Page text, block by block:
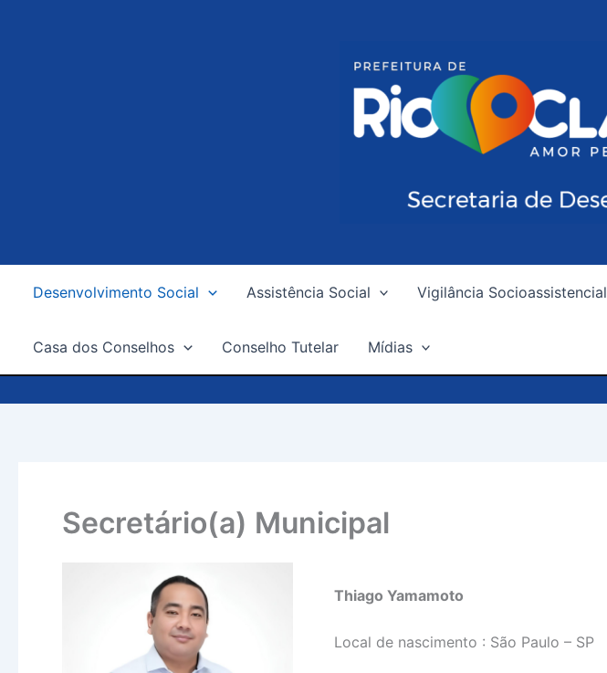
Desenvolvimento Social Assistência Social Vigilância Socioassistencial
Casa dos Conselhos Conselho Tutelar Mídias
Secretário(a) Municipal
Thiago Yamamoto
Local de nascimento : São Paulo – SP